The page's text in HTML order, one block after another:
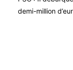
demi-million